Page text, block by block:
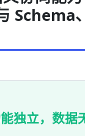
Schema
独立，数据